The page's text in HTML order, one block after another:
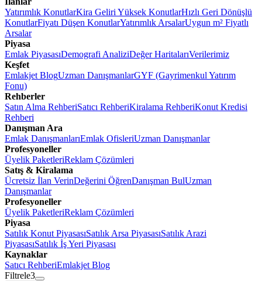
Yatırımlık KonutlarKira Geliri Yüksek KonutlarHızlı Geri Dönüşlü
KonutlarFiyatı Düşen KonutlarYatırımlık ArsalarUygun m² Fiyatlı
Arsalar
Piyasa
Emlak PiyasasıDemografi AnaliziDeğer HaritalarıVerilerimiz
Keşfet
Emlakjet BlogUzman DanışmanlarGYF (Gayrimenkul Yatırım
Fonu)
Rehberler
Satın Alma RehberiSatıcı RehberiKiralama RehberiKonut Kredisi
Rehberi
Danışman Ara
Emlak DanışmanlarıEmlak OfisleriUzman Danışmanlar
Profesyoneller
Üyelik PaketleriReklam Çözümleri
Satış & Kiralama
Ücretsiz İlan VerinDeğerini ÖğrenDanışman BulUzman
Danışmanlar
Profesyoneller
Üyelik PaketleriReklam Çözümleri
Piyasa
Satılık Konut PiyasasıSatılık Arsa PiyasasıSatılık Arazi
PiyasasıSatılık İş Yeri Piyasası
Kaynaklar
Satıcı RehberiEmlakjet Blog
Filtrele3